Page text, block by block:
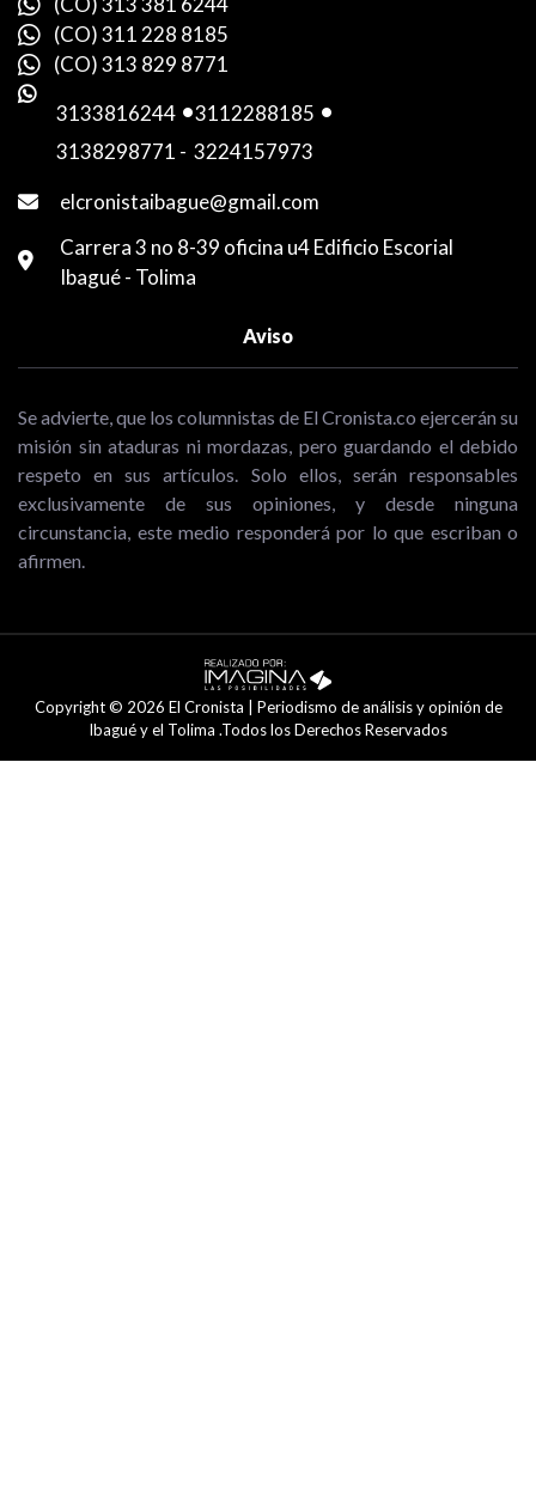
(CO) 311 228 8185
(CO) 313 829 8771
3133816244 -3112288185 -
3138298771 - 3224157973
elcronistaibague@gmail.com
Carrera 3 no 8-39 oficina u4 Edificio Escorial
Ibagué - Tolima
Aviso
Se advierte, que los columnistas de El Cronista.co ejercerán su
misión sin ataduras ni mordazas, pero guardando el debido
respeto en sus artículos. Solo ellos, serán responsables
exclusivamente de sus opiniones, y desde ninguna
circunstancia, este medio responderá por lo que escriban o
afirmen.
Copyright © 2026 El Cronista | Periodismo de análisis y opinión de
Ibagué y el Tolima .Todos los Derechos Reservados